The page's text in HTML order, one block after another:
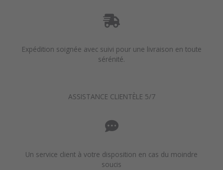
Expédition soignée avec suivi pour une livraison en toute
sérénité.
ASSISTANCE CLIENTÈLE 5/7
Un service client à votre disposition en cas du moindre
soucis